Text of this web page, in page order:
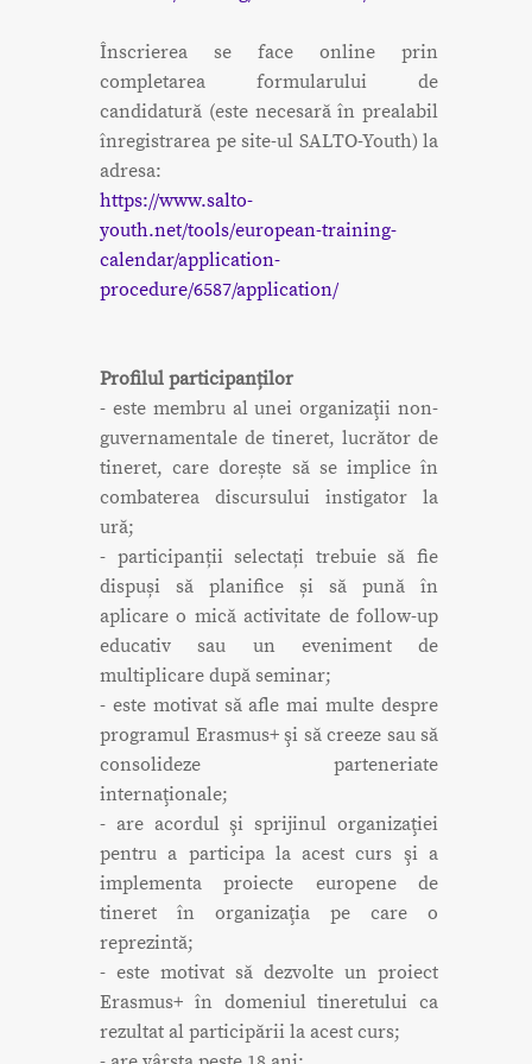
Înscrierea se face online prin
completarea formularului de
candidatură (este necesară în prealabil
înregistrarea pe site-ul SALTO-Youth) la
adresa:
https://www.salto-
youth.net/tools/european-training-
calendar/application-
procedure/6587/application/
Profilul participanților
- este membru al unei organizaţii non-
guvernamentale de tineret, lucrător de
tineret, care dorește să se implice în
combaterea discursului instigator la
ură;
- participanții selectați trebuie să fie
dispuși să planifice și să pună în
aplicare o mică activitate de follow-up
educativ sau un eveniment de
multiplicare după seminar;
- este motivat să afle mai multe despre
programul Erasmus+ şi să creeze sau să
consolideze parteneriate
internaţionale;
- are acordul şi sprijinul organizaţiei
pentru a participa la acest curs şi a
implementa proiecte europene de
tineret în organizaţia pe care o
reprezintă;
- este motivat să dezvolte un proiect
Erasmus+ în domeniul tineretului ca
rezultat al participării la acest curs;